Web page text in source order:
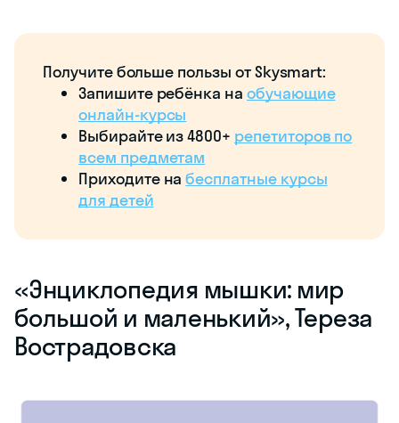
Получите больше пользы от Skysmart:
Запишите ребёнка на обучающие
онлайн-курсы
Выбирайте из 4800+ репетиторов по
всем предметам
Приходите набесплатные курсы
для детей
«‎Энциклопедия мышки: мир
большой и маленький», Тереза
Вострадовска